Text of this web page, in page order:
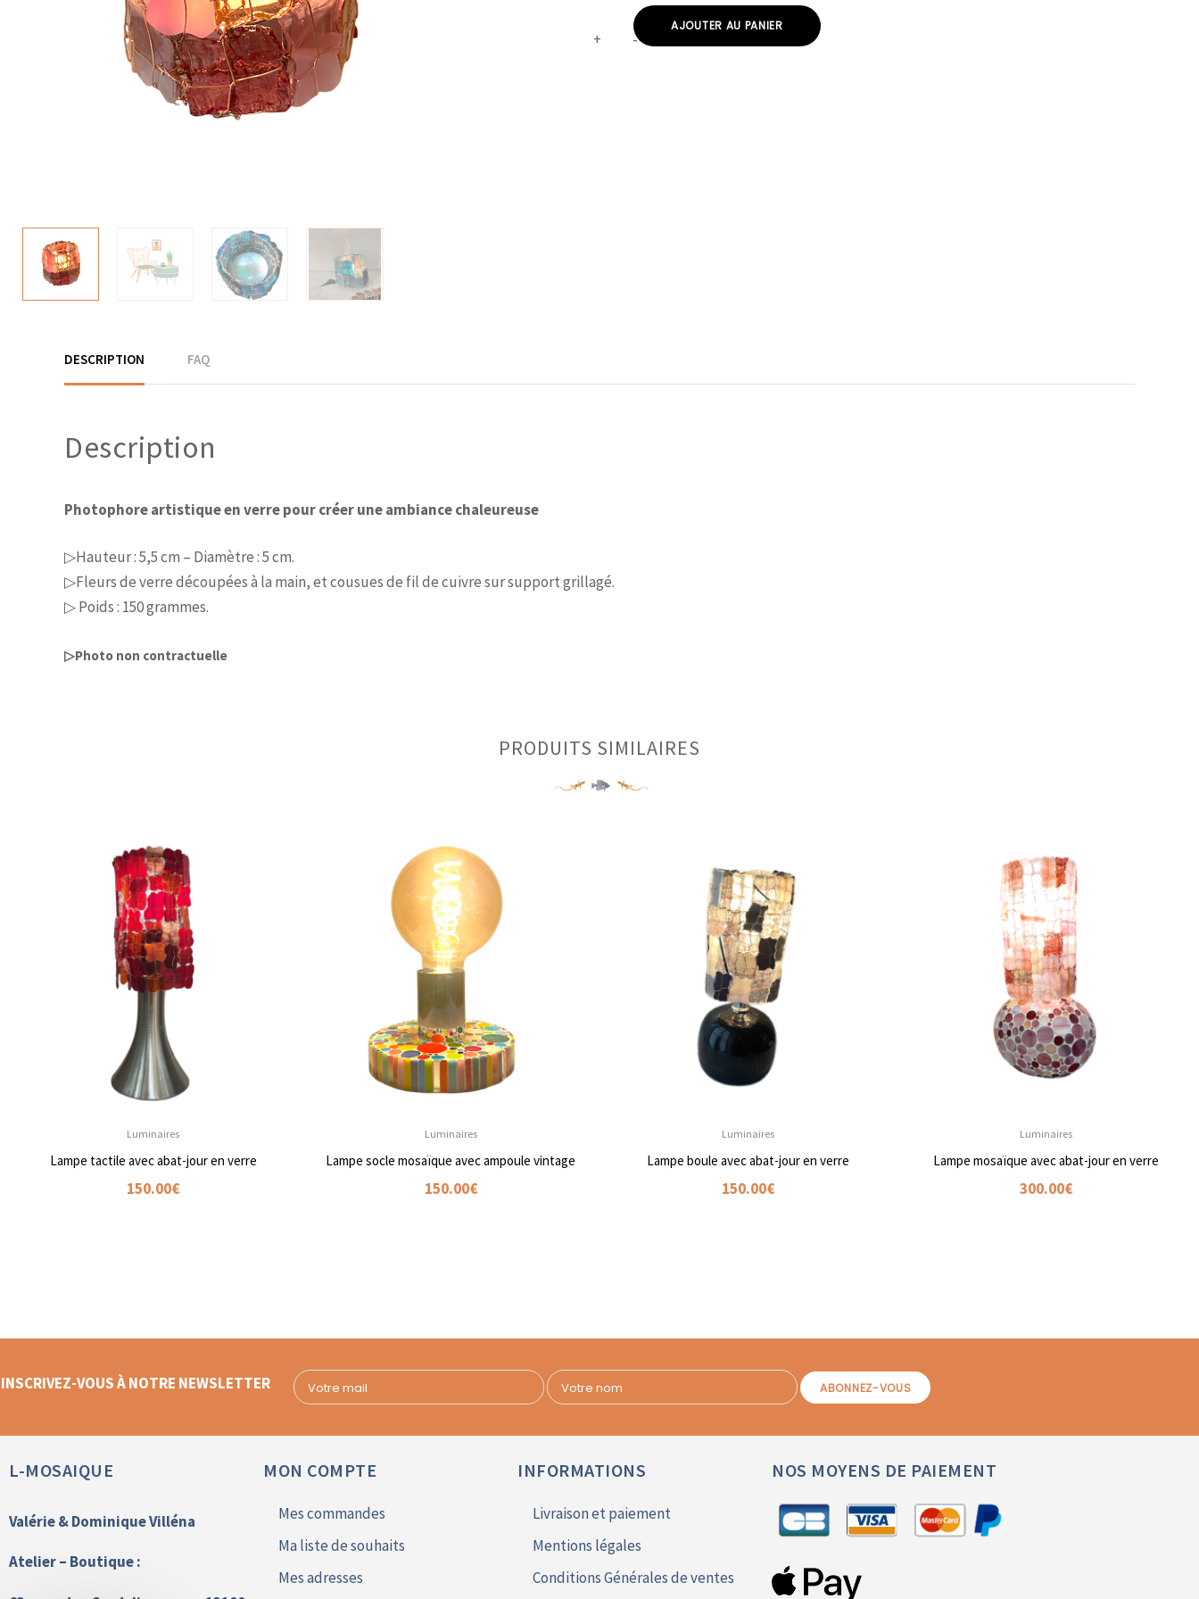
AJOUTER AU PANIER
DESCRIPTION FAQ
Description
Photophore artistique en verre pour créer une ambiance chaleureuse
▷Hauteur : 5,5 cm – Diamètre : 5 cm.
▷Fleurs de verre découpées à la main, et cousues de fil de cuivre sur support grillagé.
▷ Poids : 150 grammes.
▷Photo non contractuelle
PRODUITS SIMILAIRES
Luminaires
Lampe tactile avec abat-jour en verre
150.00€
Luminaires
Lampe socle mosaïque avec ampoule vintage
150.00€
Luminaires
Lampe boule avec abat-jour en verre
150.00€
Luminaires
Lampe mosaïque avec abat-jour en verre
300.00€
INSCRIVEZ-VOUS À NOTRE NEWSLETTER
L-MOSAIQUE
Valérie & Dominique Villéna
Atelier – Boutique :
MON COMPTE
Mes commandes
Ma liste de souhaits
Mes adresses
INFORMATIONS
Livraison et paiement
Mentions légales
Conditions Générales de ventes
NOS MOYENS DE PAIEMENT